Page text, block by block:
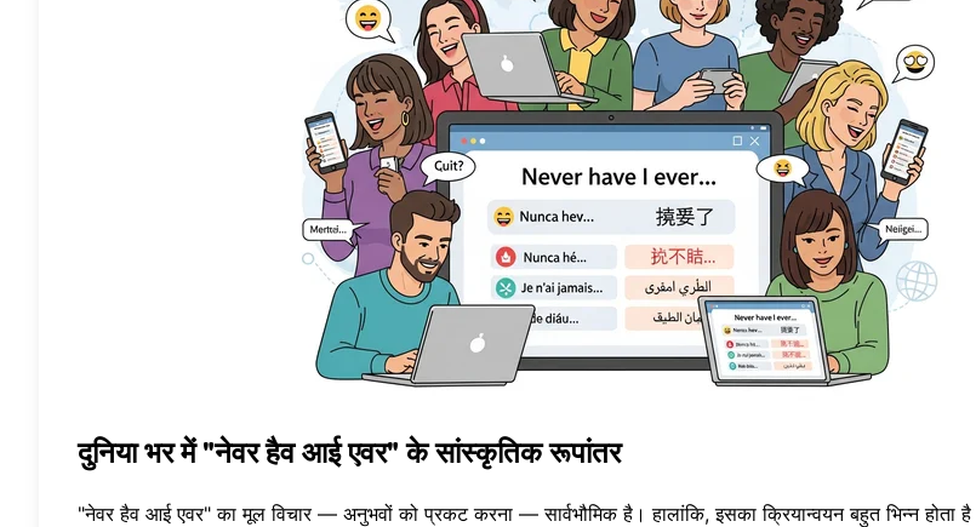
दुनिया भर में "नेवर हैव आई एवर" के सांस्कृतिक रूपांतर
"नेवर हैव आई एवर" का मूल विचार — अनुभवों को प्रकट करना — सार्वभौमिक है। हालांकि, इसका क्रियान्वयन बहुत भिन्न होता